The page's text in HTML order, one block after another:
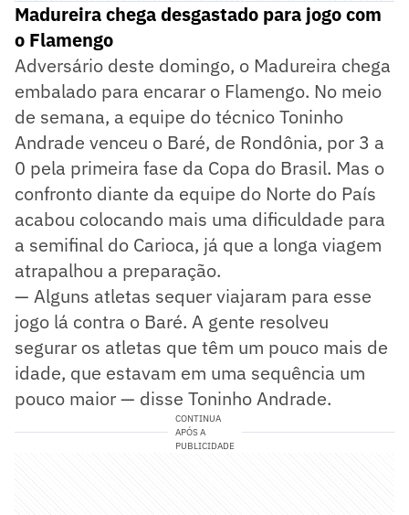
Madureira chega desgastado para jogo com
o Flamengo
Adversário deste domingo, o Madureira chega
embalado para encarar o Flamengo. No meio
de semana, a equipe do técnico Toninho
Andrade venceu o Baré, de Rondônia, por 3 a
0 pela primeira fase da Copa do Brasil. Mas o
confronto diante da equipe do Norte do País
acabou colocando mais uma dificuldade para
a semifinal do Carioca, já que a longa viagem
atrapalhou a preparação.
— Alguns atletas sequer viajaram para esse
jogo lá contra o Baré. A gente resolveu
segurar os atletas que têm um pouco mais de
idade, que estavam em uma sequência um
pouco maior — disse Toninho Andrade.
CONTINUA
APÓS A
PUBLICIDADE